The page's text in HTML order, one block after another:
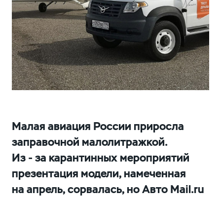
Малая авиация России приросла
заправочной малолитражкой.
Из - за карантинных мероприятий
презентация модели, намеченная
на апрель, сорвалась, но Авто Mail.ru